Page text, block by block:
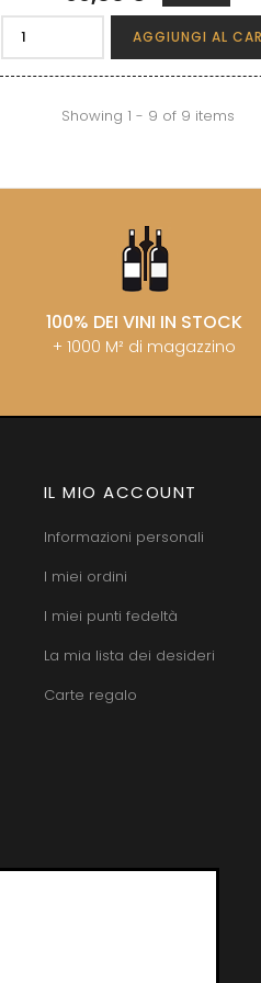
AGGIUNGI AL
Showing 1 - 9 of 9 items
100% DEI VINI IN STOCK
+ 1000 M² di magazzino
IL MIO ACCOUNT
Informazioni personali
I miei ordini
I miei punti fedeltà
La mia lista dei desideri
Carte regalo